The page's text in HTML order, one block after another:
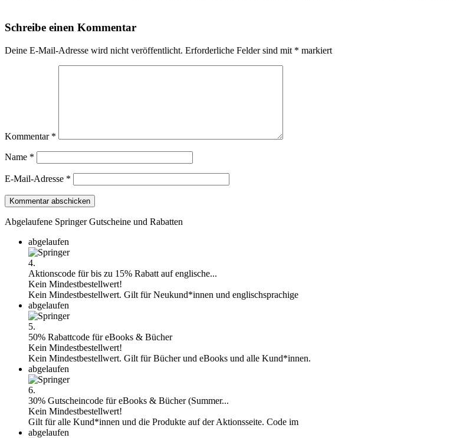
Schreibe einen Kommentar
Deine E-Mail-Adresse wird nicht veröffentlicht. Erforderliche Felder sind mit * markiert
Kommentar *
Name *
E-Mail-Adresse *
Abgelaufene Springer Gutscheine und Rabatten
abgelaufen
4.
Aktionscode für bis zu 15% Rabatt auf englische...
Kein Mindestbestellwert!
Kein Mindestbestellwert. Gilt für Neukund*innen und englischsprachige
abgelaufen
5.
50% Rabattcode für eBooks & Bücher
Kein Mindestbestellwert!
Kein Mindestbestellwert. Gilt für Bücher und eBooks und alle Kund*innen.
abgelaufen
6.
30% Gutscheincode für eBooks & Bücher (Summer...
Kein Mindestbestellwert!
Gilt für alle Kund*innen und die Produkte auf der Aktionsseite. Code im
abgelaufen